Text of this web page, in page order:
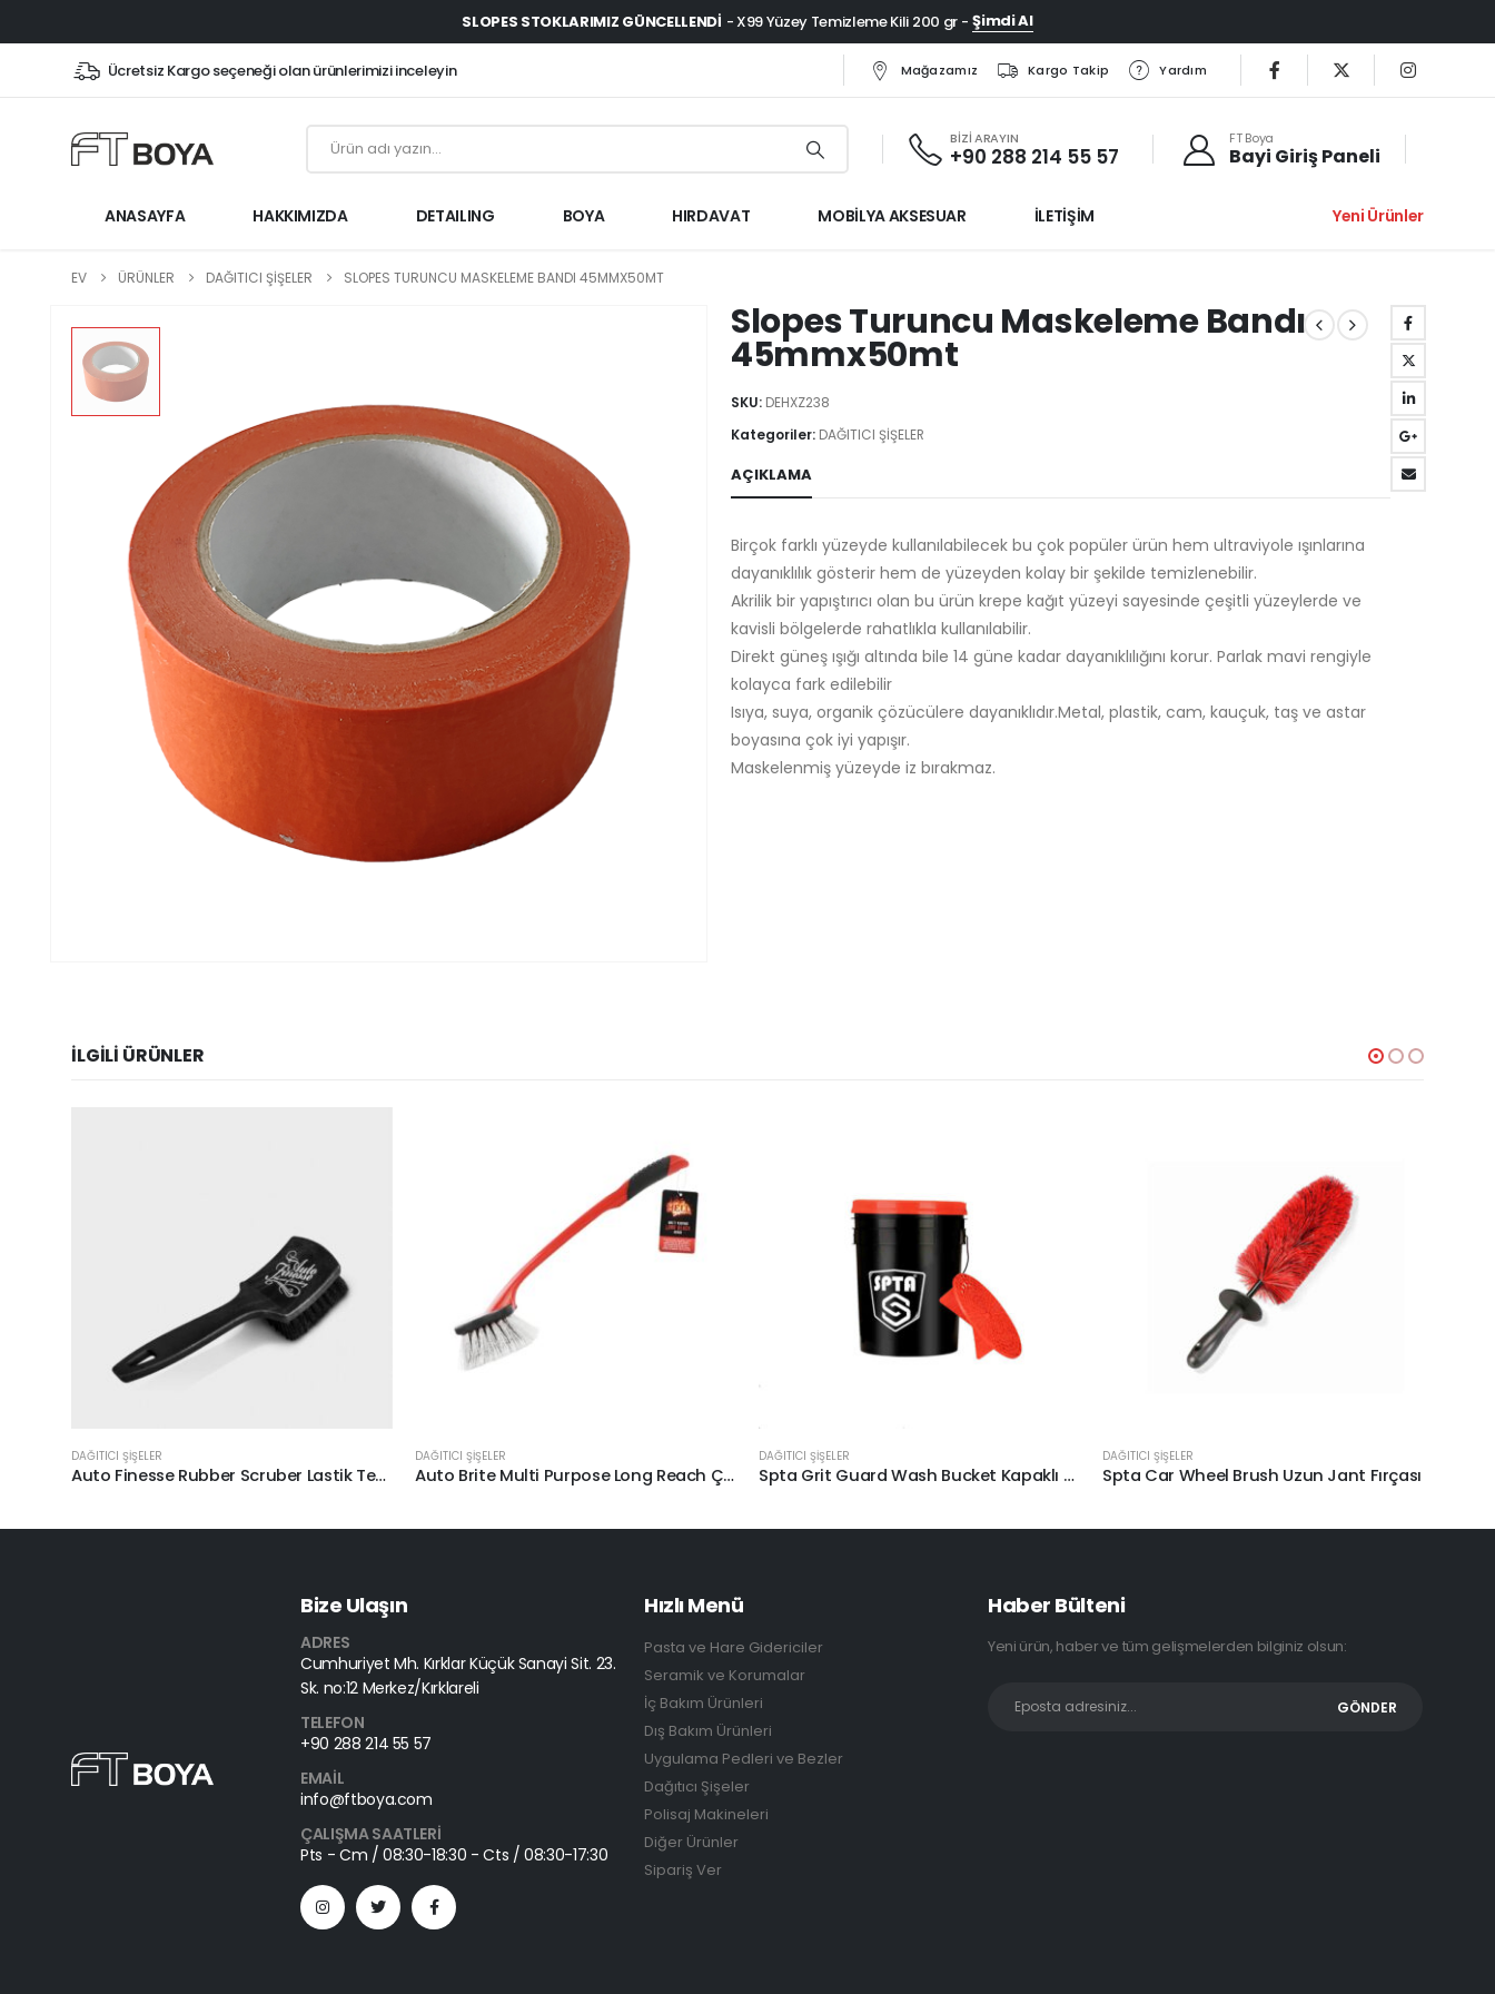
SLOPES STOKLARIMIZ GÜNCELLENDI - X99 Yüzey Temizleme Kili 200 gr - Şimdi Al
Ücretsiz Kargo seçeneği olan ürünlerimizi inceleyin Mağazamız Kargo Takip Yardım
BİZİ ARAYIN
+90 288 214 55 57
FT Boya
Bayi Giriş Paneli
ANASAYFA HAKKIMIZDA DETAILING BOYA HIRDAVAT MOBİLYA AKSESUAR İLETİŞİM Yeni Ürünler
EV ÜRÜNLER DAĞITICI ŞİŞELER SLOPES TURUNCU MASKELEME BANDI 45MMX50MT
Slopes Turuncu Maskeleme Bandı
45mmx50mt
SKU: DEHXZ238
Kategoriler: DAĞITICI ŞİŞELER
AÇIKLAMA
Birçok farklı yüzeyde kullanılabilecek bu çok popüler ürün hem ultraviyole ışınlarına
dayanıklılık gösterir hem de yüzeyden kolay bir şekilde temizlenebilir.
Akrilik bir yapıştırıcı olan bu ürün krepe kağıt yüzeyi sayesinde çeşitli yüzeylerde ve
kavisli bölgelerde rahatlıkla kullanılabilir.
Direkt güneş ışığı altında bile 14 güne kadar dayanıklılığını korur. Parlak mavi rengiyle
kolayca fark edilebilir
Isıya, suya, organik çözücülere dayanıklıdır.Metal, plastik, cam, kauçuk, taş ve astar
boyasına çok iyi yapışır.
Maskelenmiş yüzeyde iz bırakmaz.
İLGILI ÜRÜNLER
DAĞITICI ŞİŞELER
Auto Finesse Rubber Scruber Lastik Temizleme Fırçası
DAĞITICI ŞİŞELER
Auto Brite Multi Purpose Long Reach Çok Amaçlı Uzun Fırça
DAĞITICI ŞİŞELER
Spta Grit Guard Wash Bucket Kapaklı Yıkama Kovası Ve Kova Aparatı
DAĞITICI ŞİŞELER
Spta Car Wheel Brush Uzun Jant Fırçası
Bize Ulaşın
ADRES
Cumhuriyet Mh. Kırklar Küçük Sanayi Sit. 23.
Sk. no:12 Merkez/Kırklareli
TELEFON
+90 288 214 55 57
EMAIL
info@ftboya.com
ÇALIŞMA SAATLERI
Pts - Cm / 08:30-18:30 - Cts / 08:30-17:30
Hızlı Menü
Pasta ve Hare Gidericiler
Seramik ve Korumalar
İç Bakım Ürünleri
Dış Bakım Ürünleri
Uygulama Pedleri ve Bezler
Dağıtıcı Şişeler
Polisaj Makineleri
Diğer Ürünler
Sipariş Ver
Haber Bülteni
Yeni ürün, haber ve tüm gelişmelerden bilginiz olsun: